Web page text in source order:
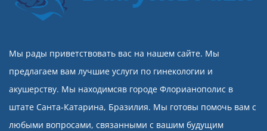
Мы рады приветствовать вас на нашем сайте. Мы
предлагаем вам лучшие услуги по гинекологии и
акушерству. Мы находимсяв городе Флорианополис в
штате Санта-Катарина, Бразилия. Мы готовы помочь вам с
любыми вопросами, связанными с вашим будущим